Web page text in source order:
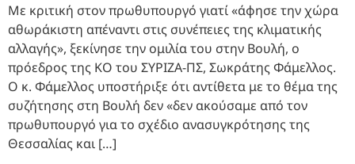
Με κριτική στον πρωθυπουργό γιατί «άφησε την χώρα
αθωράκιστη απέναντι στις συνέπειες της κλιματικής
αλλαγής», ξεκίνησε την ομιλία του στην Βουλή, ο
πρόεδρος της ΚΟ του ΣΥΡΙΖΑ-ΠΣ, Σωκράτης Φάμελλος.
Ο κ. Φάμελλος υποστήριξε ότι αντίθετα με το θέμα της
συζήτησης στη Βουλή δεν «δεν ακούσαμε από τον
πρωθυπουργό για το σχέδιο ανασυγκρότησης της
Θεσσαλίας και […]